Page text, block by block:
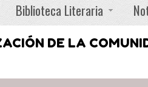
Biblioteca Literaria
DE LA